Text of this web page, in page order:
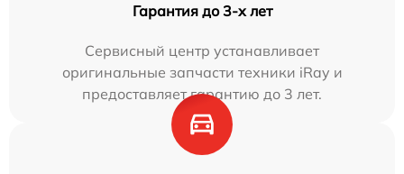
Гарантия до 3-х лет
Сервисный центр устанавливает
оригинальные запчасти техники iRay и
предоставляет гарантию до 3 лет.